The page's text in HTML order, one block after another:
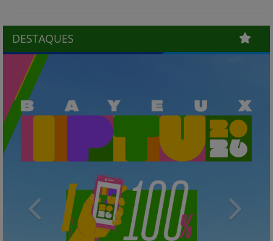
DESTAQUES
Previous Next